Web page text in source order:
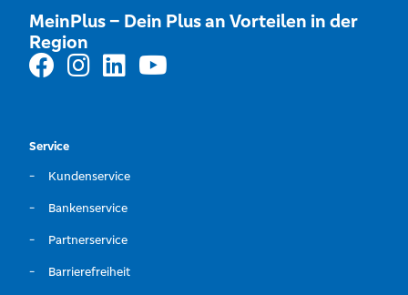
MeinPlus – Dein Plus an Vorteilen in der
Region
Service
Kundenservice
Bankenservice
Partnerservice
Barrierefreiheit